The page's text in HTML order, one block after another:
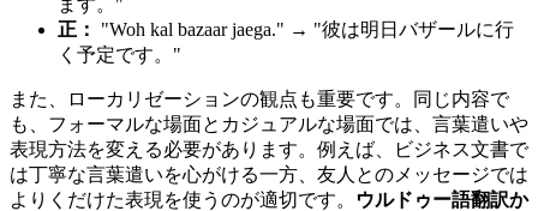
正：
"Woh kal bazaar jaega." → "彼は明日バザールに行
く予定です。"
また、ローカリゼーションの観点も重要です。同じ内容で
も、フォーマルな場面とカジュアルな場面では、言葉遣いや
表現方法を変える必要があります。例えば、ビジネス文書で
は丁寧な言葉遣いを心がける一方、友人とのメッセージでは
よりくだけた表現を使うのが適切です。
ウルドゥー語翻訳か